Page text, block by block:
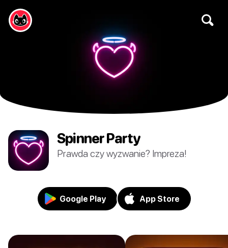
Spinner Party
Prawda czy wyzwanie? Impreza!
Google Play App Store